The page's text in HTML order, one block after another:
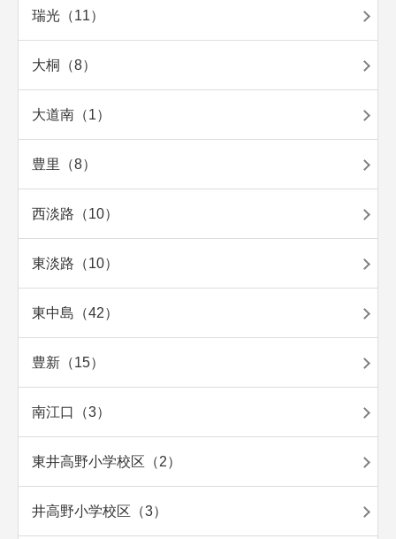
瑞光（11）
大桐（8）
大道南（1）
豊里（8）
西淡路（10）
東淡路（10）
東中島（42）
豊新（15）
南江口（3）
東井高野小学校区（2）
井高野小学校区（3）